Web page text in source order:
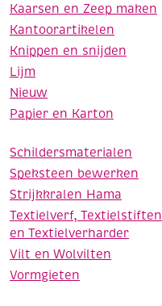
Kaarsen en Zeep maken
Kantoorartikelen
Knippen en snijden
Lijm
Nieuw
Papier en Karton
Schildersmaterialen
Speksteen bewerken
Strijkkralen Hama
Textielverf, Textielstiften
en Textielverharder
Vilt en Wolvilten
Vormgieten